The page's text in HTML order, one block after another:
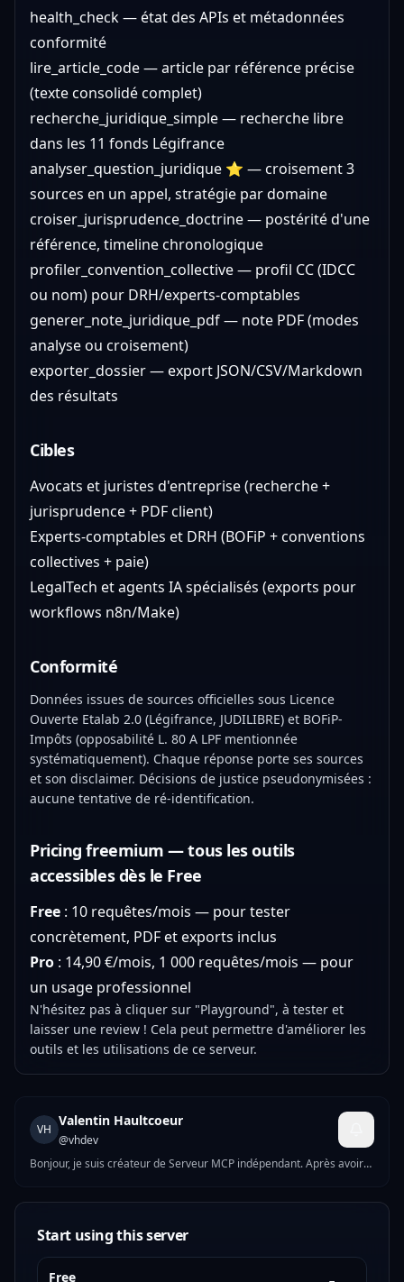
health_check — état des APIs et métadonnées
conformité
lire_article_code — article par référence précise
(texte consolidé complet)
recherche_juridique_simple — recherche libre
dans les 11 fonds Légifrance
analyser_question_juridique ⭐ — croisement 3
sources en un appel, stratégie par domaine
croiser_jurisprudence_doctrine — postérité d'une
référence, timeline chronologique
profiler_convention_collective — profil CC (IDCC
ou nom) pour DRH/experts-comptables
generer_note_juridique_pdf — note PDF (modes
analyse ou croisement)
exporter_dossier — export JSON/CSV/Markdown
des résultats
Cibles
Avocats et juristes d'entreprise (recherche +
jurisprudence + PDF client)
Experts-comptables et DRH (BOFiP + conventions
collectives + paie)
LegalTech et agents IA spécialisés (exports pour
workflows n8n/Make)
Conformité
Données issues de sources officielles sous Licence
Ouverte Etalab 2.0 (Légifrance, JUDILIBRE) et BOFiP-
Impôts (opposabilité L. 80 A LPF mentionnée
systématiquement). Chaque réponse porte ses sources
et son disclaimer. Décisions de justice pseudonymisées :
aucune tentative de ré-identification.
Pricing freemium — tous les outils
accessibles dès le Free
Free : 10 requêtes/mois — pour tester
concrètement, PDF et exports inclus
Pro : 14,90 €/mois, 1 000 requêtes/mois — pour
un usage professionnel
N'hésitez pas à cliquer sur "Playground", à tester et
laisser une review ! Cela peut permettre d'améliorer les
outils et les utilisations de ce serveur.
VH
Valentin Haultcoeur
@vhdev
Bonjour, je suis créateur de Serveur MCP indépendant. Après avoir
contacter, je garantie la maintenance des serveurs. Je suis
également à l'écoute des possibles améliorations dont vous auriez
besoin voir de création de serveurs MCP personnalisés ! Prenez le
Start using this server
Free